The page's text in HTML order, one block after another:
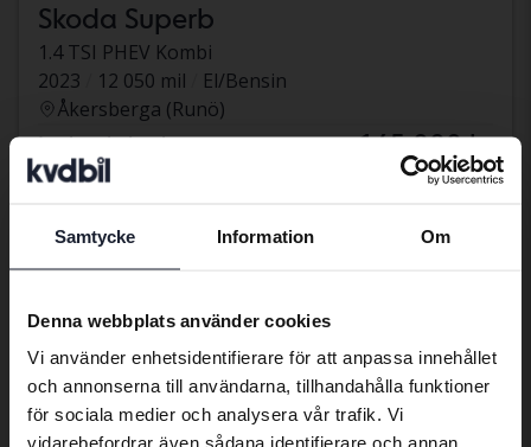
Samtycke Information Om
Denna webbplats använder cookies
Vi använder enhetsidentifierare för att anpassa innehållet
och annonserna till användarna, tillhandahålla funktioner
för sociala medier och analysera vår trafik. Vi
vidarebefordrar även sådana identifierare och annan
Skoda Superb
1.4 TSI PHEV Kombi
2023
12 050 mil
El/Bensin
Åkersberga (Runö)
Ledande bud 145 000 kr
Med finansiering 1 235 kr/månad
tisdag
Preferred language
We have detected that your browser
Swedish. To better service our friends
abroad we have an English language
site (kvdcars.com) that contains all the